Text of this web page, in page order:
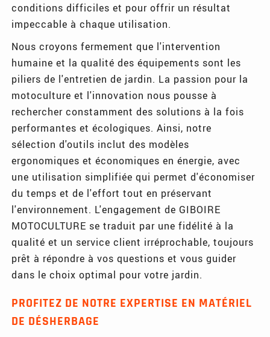
conditions difficiles et pour offrir un résultat
impeccable à chaque utilisation.
Nous croyons fermement que l'intervention
humaine et la qualité des équipements sont les
piliers de l'entretien de jardin. La passion pour la
motoculture et l'innovation nous pousse à
rechercher constamment des solutions à la fois
performantes et écologiques. Ainsi, notre
sélection d'outils inclut des modèles
ergonomiques et économiques en énergie, avec
une utilisation simplifiée qui permet d'économiser
du temps et de l'effort tout en préservant
l'environnement. L'engagement de GIBOIRE
MOTOCULTURE se traduit par une fidélité à la
qualité et un service client irréprochable, toujours
prêt à répondre à vos questions et vous guider
dans le choix optimal pour votre jardin.
PROFITEZ DE NOTRE EXPERTISE EN MATÉRIEL
DE DÉSHERBAGE